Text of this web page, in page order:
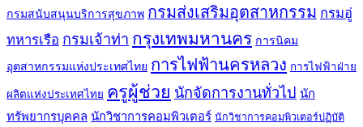
กรมสนับสนุนบริการสุขภาพ กรมส่งเสริมอุตสาหกรรม กรมอู่
ทหารเรือ กรมเจ้าท่า กรุงเทพมหานคร การนิคม
อุตสาหกรรมแห่งประเทศไทย การไฟฟ้านครหลวง การไฟฟ้าฝ่าย
ผลิตแห่งประเทศไทย ครูผู้ช่วย นักจัดการงานทั่วไป นัก
ทรัพยากรบุคคล นักวิชาการคอมพิวเตอร์ นักวิชาการคอมพิวเตอร์ปฏิบัติ